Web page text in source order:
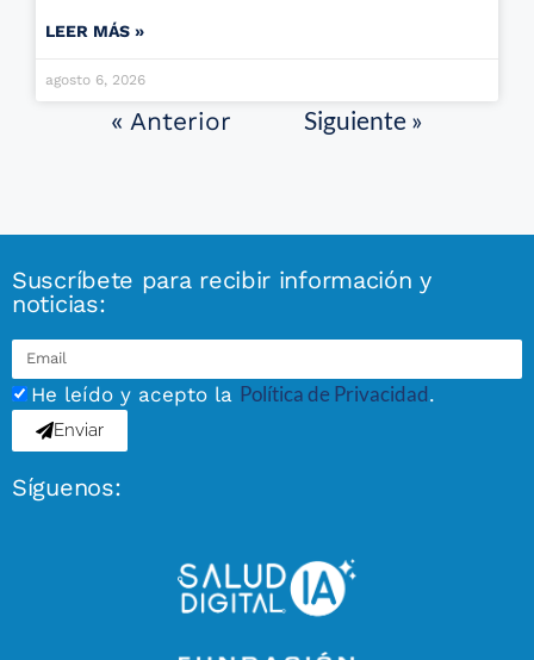
LEER MÁS »
agosto 6, 2026
« Anterior Siguiente »
Suscríbete para recibir información y
noticias:
He leído y acepto la Política de Privacidad.
Enviar
Síguenos: